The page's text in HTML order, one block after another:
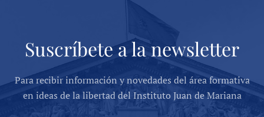
Suscríbete a la newsletter
Para recibir información y novedades del área formativa
en ideas de la libertad del Instituto Juan de Mariana